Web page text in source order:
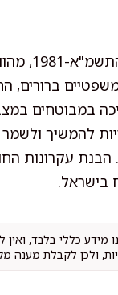
חוק
במבוטחים
להמשיך ולשמר
עקרונות
בישראל.
מידע כללי בלבד,
ולכן לקבלת